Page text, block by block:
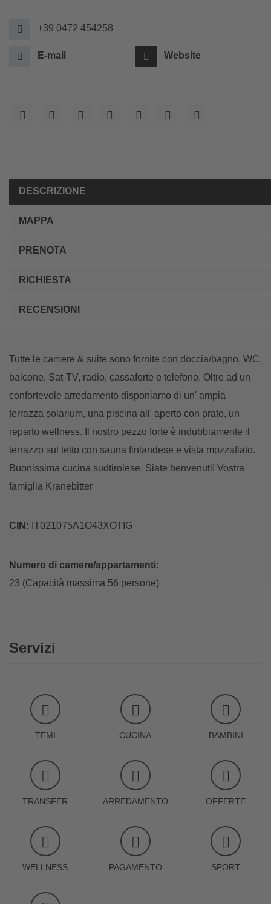
+39 0472 454258
E-mail Website
DESCRIZIONE
MAPPA
PRENOTA
RICHIESTA
RECENSIONI
Tutte le camere & suite sono fornite con doccia/bagno, WC,
balcone, Sat-TV, radio, cassaforte e telefono. Oltre ad un
confortevole arredamento disponiamo di un' ampia
terrazza solarium, una piscina all' aperto con prato, un
reparto wellness. Il nostro pezzo forte è indubbiamente il
terrazzo sul tetto con sauna finlandese e vista mozzafiato.
Buonissima cucina sudtirolese. Siate benvenuti! Vostra
famiglia Kranebitter
CIN: IT021075A1O43XOTIG
Numero di camere/appartamenti:
23 (Capacità massima 56 persone)
Servizi
TEMI CUCINA BAMBINI
TRANSFER ARREDAMENTO OFFERTE
WELLNESS PAGAMENTO SPORT